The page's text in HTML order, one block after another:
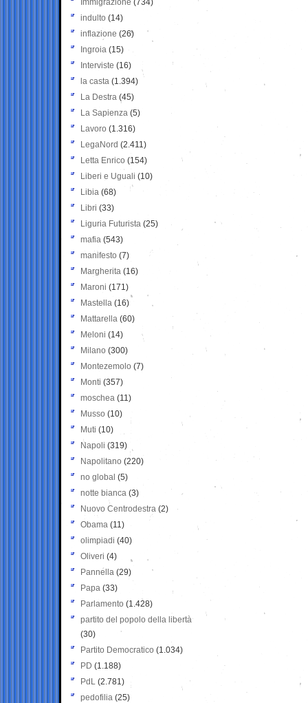
Immigrazione (734)
indulto (14)
inflazione (26)
Ingroia (15)
Interviste (16)
la casta (1.394)
La Destra (45)
La Sapienza (5)
Lavoro (1.316)
LegaNord (2.411)
Letta Enrico (154)
Liberi e Uguali (10)
Libia (68)
Libri (33)
Liguria Futurista (25)
mafia (543)
manifesto (7)
Margherita (16)
Maroni (171)
Mastella (16)
Mattarella (60)
Meloni (14)
Milano (300)
Montezemolo (7)
Monti (357)
moschea (11)
Musso (10)
Muti (10)
Napoli (319)
Napolitano (220)
no global (5)
notte bianca (3)
Nuovo Centrodestra (2)
Obama (11)
olimpiadi (40)
Oliveri (4)
Pannella (29)
Papa (33)
Parlamento (1.428)
partito del popolo della libertà
(30)
Partito Democratico (1.034)
PD (1.188)
PdL (2.781)
pedofilia (25)